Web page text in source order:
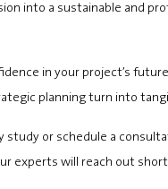
into a sustainable and
in your project’s
planning turn into
study or schedule a
experts will reach out